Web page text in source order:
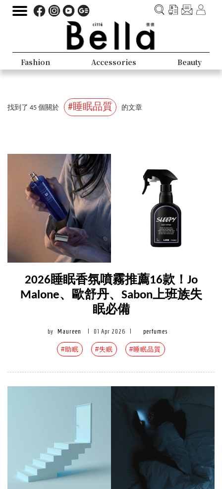
Fashion Accessories Beauty
找到了 45 個關於 #睡眠品質 的文章
2026睡眠香氛噴霧推薦16款！Jo
Malone、歐舒丹、Sabon上班族失
眠必備
by Maureen 01 Apr 2026 perfumes
#助眠 #失眠 #睡眠品質